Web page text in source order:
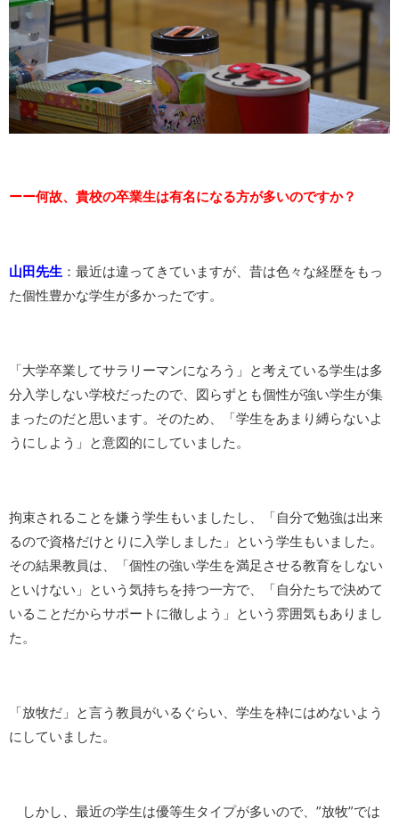
ーー何故、貴校の卒業生は有名になる方が多いのですか？
山田先生 ：最近は違ってきていますが、昔は色々な経歴をもっ
た個性豊かな学生が多かったです。
「大学卒業してサラリーマンになろう」と考えている学生は多
分入学しない学校だったので、図らずとも個性が強い学生が集
まったのだと思います。そのため、「学生をあまり縛らないよ
うにしよう」と意図的にしていました。
拘束されることを嫌う学生もいましたし、「自分で勉強は出来
るので資格だけとりに入学しました」という学生もいました。
その結果教員は、「個性の強い学生を満足させる教育をしない
といけない」という気持ちを持つ一方で、「自分たちで決めて
いることだからサポートに徹しよう」という雰囲気もありまし
た。
「放牧だ」と言う教員がいるぐらい、学生を枠にはめないよう
にしていました。
しかし、最近の学生は優等生タイプが多いので、”放牧”では